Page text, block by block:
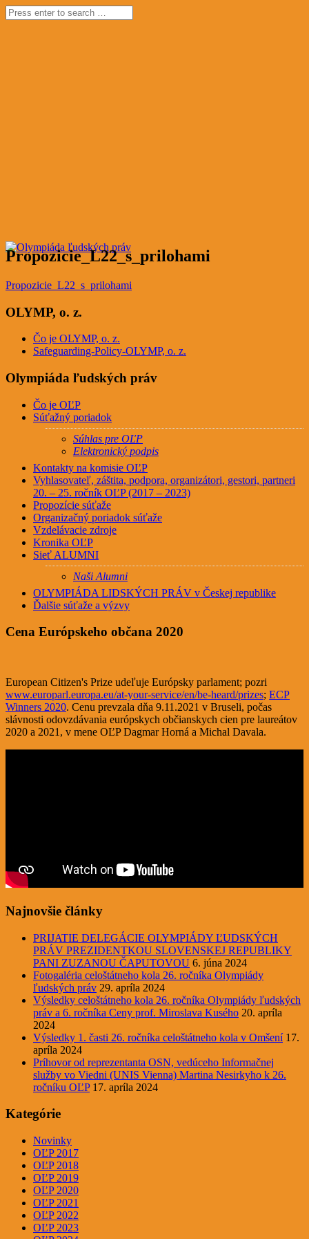
Propozicie_L22_s_prilohami
Propozicie_L22_s_prilohami
OLYMP, o. z.
Čo je OLYMP, o. z.
Safeguarding-Policy-OLYMP, o. z.
Olympiáda ľudských práv
Čo je OĽP
Súťažný poriadok
Súhlas pre OĽP
Elektronický podpis
Kontakty na komisie OĽP
Vyhlasovateľ, záštita, podpora, organizátori, gestori, partneri
20. – 25. ročník OĽP (2017 – 2023)
Propozície súťaže
Organizačný poriadok súťaže
Vzdelávacie zdroje
Kronika OĽP
Sieť ALUMNI
Naši Alumni
OLYMPIÁDA LIDSKÝCH PRÁV v Českej republike
Ďalšie súťaže a výzvy
Cena Európskeho občana 2020
European Citizen's Prize udeľuje Európsky parlament; pozri
www.europarl.europa.eu/at-your-service/en/be-heard/prizes; ECP
Winners 2020. Cenu prevzala dňa 9.11.2021 v Bruseli, počas
slávnosti odovzdávania európskych občianskych cien pre laureátov
2020 a 2021, v mene OĽP Dagmar Horná a Michal Davala.
Najnovšie články
PRIJATIE DELEGÁCIE OLYMPIÁDY ĽUDSKÝCH
PRÁV PREZIDENTKOU SLOVENSKEJ REPUBLIKY
PANI ZUZANOU ČAPUTOVOU 6. júna 2024
Fotogaléria celoštátneho kola 26. ročníka Olympiády
ľudských práv 29. apríla 2024
Výsledky celoštátneho kola 26. ročníka Olympiády ľudských
práv a 6. ročníka Ceny prof. Miroslava Kusého 20. apríla
2024
Výsledky 1. časti 26. ročníka celoštátneho kola v Omšení 17.
apríla 2024
Príhovor od reprezentanta OSN, vedúceho Informačnej
služby vo Viedni (UNIS Vienna) Martina Nesirkyho k 26.
ročníku OĽP 17. apríla 2024
Kategórie
Novinky
OĽP 2017
OĽP 2018
OĽP 2019
OĽP 2020
OĽP 2021
OĽP 2022
OĽP 2023